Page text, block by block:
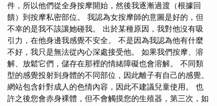
件，所以他們從全身按摩開始，然後我逐漸過渡（根據回
饋）到按摩私密部位。 我認為女按摩師的意圖是好的，但
不幸的是我不該讓她碰我。 出於某種原因，我對他沒有吸
引力，在他身邊我感覺不安全。 不是因為我認為他有什麼
不好，我只是無法從內心深處接受他。 如果我們按摩、溶
解、放鬆它們，儲存在那裡的情緒障礙也會溶解。 不同類
型的感覺投射到身體的不同部位，因此離子有自己的感覺。
網站包含針對成人的色情內容，因此不建議兒童使用。 也
許之後您會赤身裸體，但不會觸摸您的生殖器，第三次，如